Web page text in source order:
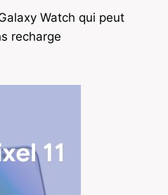
Watch qui peut
recharge